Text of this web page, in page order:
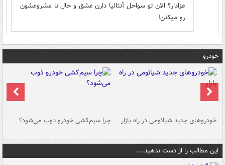
عزادار؟ الان تو سواحل آنتالیا دارن عشق و حال نا مشروعشون
رو میکنن!
خودرو
خودروهای جدید شیائومی در راه بازار چرا سیم‌کشی خودرو ذوب می‌شود؟
این مطالب را از دست ندهید....